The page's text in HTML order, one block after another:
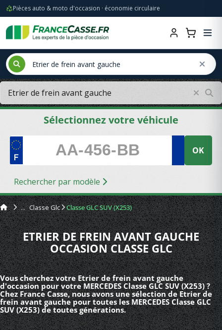
Pièces auto & moto d'occasion · économie circulaire
Sélectionnez votre véhicule
OK
Rechercher par modèle
Classe Glc Classe GLC SUV (X253)
ETRIER DE FREIN AVANT GAUCHE
OCCASION CLASSE GLC
Vous cherchez votre Etrier de frein avant gauche
d'occasion pour votre MERCEDES Classe GLC SUV (X253) ?
Chez France Casse, nous avons une sélection de Etrier de
frein avant gauche pour toutes les MERCEDES Classe GLC
SUV (X253) de toutes générations.